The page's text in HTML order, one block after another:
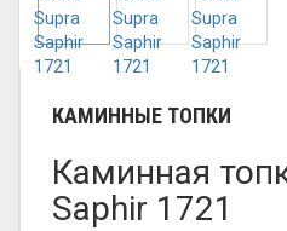
КАМИННЫЕ ТОПКИ
Каминная
Saphir 1721